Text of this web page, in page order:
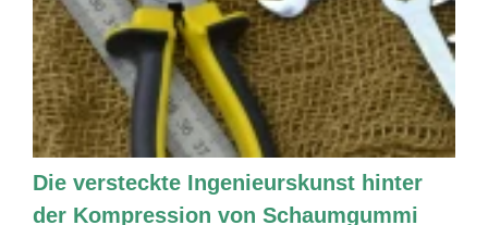
Die versteckte Ingenieurskunst hinter
der Kompression von Schaumgummi